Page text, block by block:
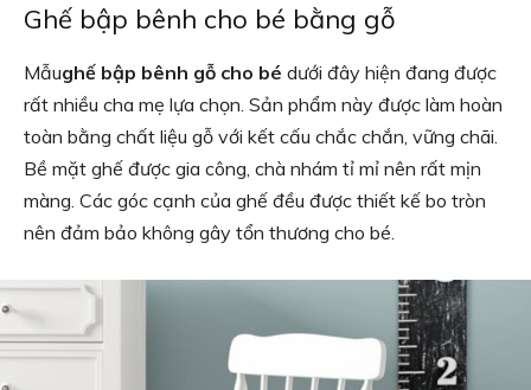
Ghế bập bênh cho bé bằng gỗ
Mẫughế bập bênh gỗ cho bé dưới đây hiện đang được
rất nhiều cha mẹ lựa chọn. Sản phẩm này được làm hoàn
toàn bằng chất liệu gỗ với kết cấu chắc chắn, vững chãi.
Bề mặt ghế được gia công, chà nhám tỉ mỉ nên rất mịn
màng. Các góc cạnh của ghế đều được thiết kế bo tròn
nên đảm bảo không gây tổn thương cho bé.